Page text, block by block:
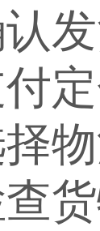
定
物
货